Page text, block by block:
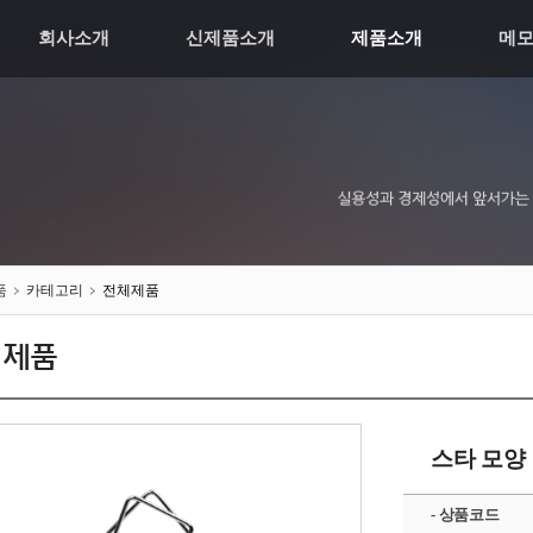
메
제품소개
신제품소개
회사소개
카테고리 전체제품
품
스타 모양
- 상품코드